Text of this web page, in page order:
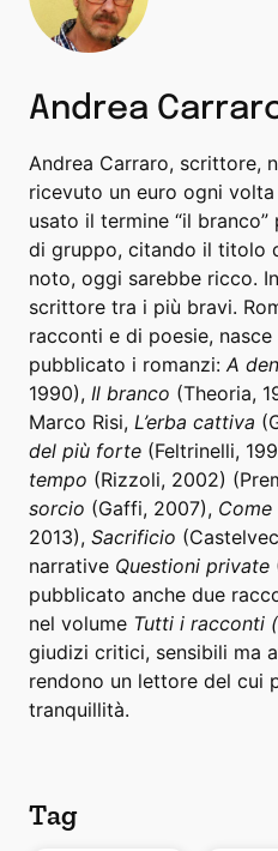
Andrea
Andrea Carraro, scrittore,
ricevuto un euro ogni
usato il termine “il
di gruppo, citando il titolo
noto, oggi sarebbe ricco.
scrittore tra i più bravi.
racconti e di poesie, nasce
pubblicato i romanzi:A
1990), Il branco (Theoria,
Marco Risi, L’erba cattiva
del più forte (Feltrinelli,
tempo (Rizzoli, 2002)
sorcio (Gaffi, 2007),
2013), Sacrificio
narrative Questioni private
pubblicato anche due
nel volume Tutti i racconti (
giudizi critici, sensibili ma
rendono un lettore del cui
tranquillità.
Tag